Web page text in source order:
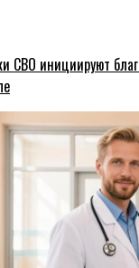
СВО инициируют